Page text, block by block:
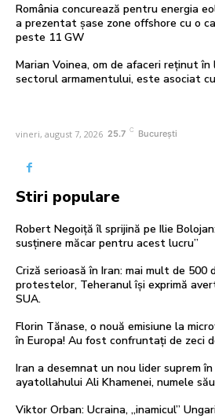
România concurează pentru energia
a prezentat șase zone offshore cu o
peste 11 GW
Marian Voinea, om de afaceri reținut
sectorul armamentului, este asociat
vineri, august 7, 2026 25.7 C București
Stiri populare
Robert Negoiță îl sprijină pe Ilie
susținere măcar pentru acest lucru”
Criză serioasă în Iran: mai mult de 500
protestelor, Teheranul își exprimă
SUA.
Florin Tănase, o nouă emisiune la
în Europa! Au fost confruntați de zeci
Iran a desemnat un nou lider suprem
ayatollahului Ali Khamenei, numele
Viktor Orban: Ucraina, „inamicul”